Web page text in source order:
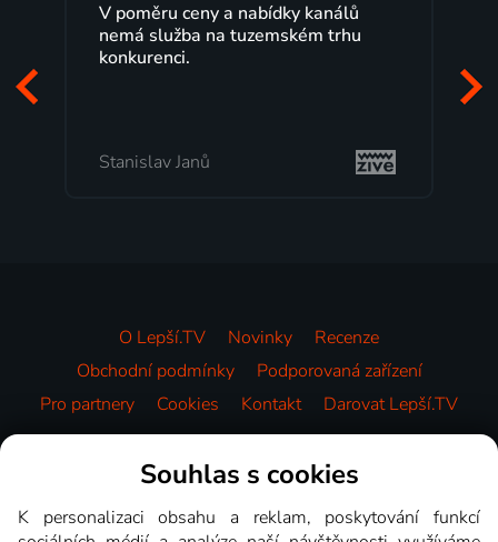
Lepší.TV sleduji už několik let s
maximální spokojeností. Velký výběr
programů a nemuset běžet k TV na
Milada Tomešová
O Lepší.TV Novinky
Recenze
Obchodní podmínky
Podporovaná zařízení
Pro partnery
Cookies Kontakt Darovat Lepší.TV
Videotéka
Souhlas s cookies
K personalizaci obsahu a reklam, poskytování funkcí